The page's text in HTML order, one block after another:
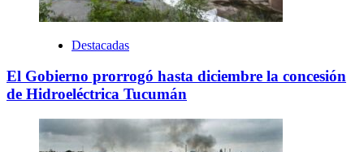
Destacadas
El Gobierno prorrogó hasta diciembre la concesión
de Hidroeléctrica Tucumán